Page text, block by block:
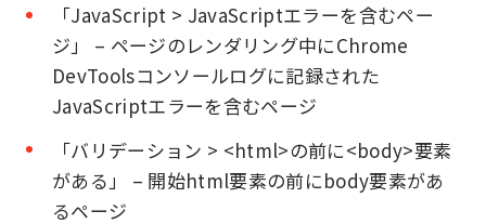
「JavaScript > JavaScriptエラーを含むペー
ジ」 – ページのレンダリング中にChrome
DevToolsコンソールログに記録された
JavaScriptエラーを含むページ
「バリデーション > <html>の前に<body>要素
がある」 – 開始html要素の前にbody要素があ
るページ